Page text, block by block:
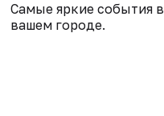
Самые яркие события в
вашем городе.